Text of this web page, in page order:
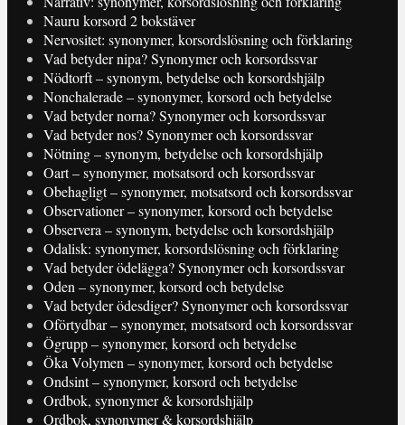
Nauru korsord 2 bokstäver
Nervositet: synonymer, korsordslösning och förklaring
Vad betyder nipa? Synonymer och korsordssvar
Nödtorft – synonym, betydelse och korsordshjälp
Nonchalerade – synonymer, korsord och betydelse
Vad betyder norna? Synonymer och korsordssvar
Vad betyder nos? Synonymer och korsordssvar
Nötning – synonym, betydelse och korsordshjälp
Oart – synonymer, motsatsord och korsordssvar
Obehagligt – synonymer, motsatsord och korsordssvar
Observationer – synonymer, korsord och betydelse
Observera – synonym, betydelse och korsordshjälp
Odalisk: synonymer, korsordslösning och förklaring
Vad betyder ödelägga? Synonymer och korsordssvar
Oden – synonymer, korsord och betydelse
Vad betyder ödesdiger? Synonymer och korsordssvar
Oförtydbar – synonymer, motsatsord och korsordssvar
Ögrupp – synonymer, korsord och betydelse
Öka Volymen – synonymer, korsord och betydelse
Ondsint – synonymer, korsord och betydelse
Ordbok, synonymer & korsordshjälp
Ordbok, synonymer & korsordshjälp